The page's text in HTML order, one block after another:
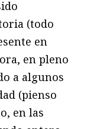
(todo
en
en pleno
a algunos
(pienso
en las